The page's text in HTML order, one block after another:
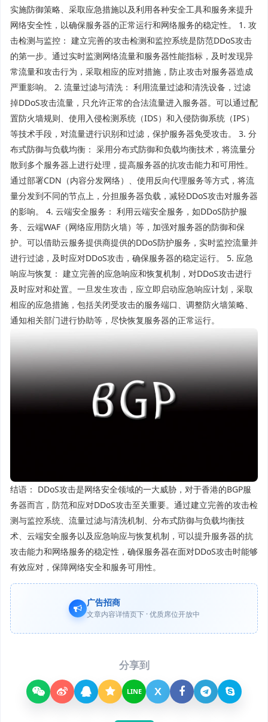
实施防御策略、采取应急措施以及利用各种安全工具和服务来提升
网络安全性，以确保服务器的正常运行和网络服务的稳定性。 1. 攻
击检测与监控： 建立完善的攻击检测和监控系统是防范DDoS攻击
的第一步。通过实时监测网络流量和服务器性能指标，及时发现异
常流量和攻击行为，采取相应的应对措施，防止攻击对服务器造成
严重影响。 2. 流量过滤与清洗： 利用流量过滤和清洗设备，过滤
掉DDoS攻击流量，只允许正常的合法流量进入服务器。可以通过配
置防火墙规则、使用入侵检测系统（IDS）和入侵防御系统（IPS）
等技术手段，对流量进行识别和过滤，保护服务器免受攻击。 3. 分
布式防御与负载均衡： 采用分布式防御和负载均衡技术，将流量分
散到多个服务器上进行处理，提高服务器的抗攻击能力和可用性。
通过部署CDN（内容分发网络）、使用反向代理服务等方式，将流
量分发到不同的节点上，分担服务器负载，减轻DDoS攻击对服务器
的影响。 4. 云端安全服务： 利用云端安全服务，如DDoS防护服
务、云端WAF（网络应用防火墙）等，加强对服务器的防御和保
护。可以借助云服务提供商提供的DDoS防护服务，实时监控流量并
进行过滤，及时应对DDoS攻击，确保服务器的稳定运行。 5. 应急
响应与恢复： 建立完善的应急响应和恢复机制，对DDoS攻击进行
及时应对和处置。一旦发生攻击，应立即启动应急响应计划，采取
相应的应急措施，包括关闭受攻击的服务端口、调整防火墙策略、
通知相关部门进行协助等，尽快恢复服务器的正常运行。
结语： DDoS攻击是网络安全领域的一大威胁，对于香港的BGP服
务器而言，防范和应对DDoS攻击至关重要。通过建立完善的攻击检
测与监控系统、流量过滤与清洗机制、分布式防御与负载均衡技
术、云端安全服务以及应急响应与恢复机制，可以提升服务器的抗
攻击能力和网络服务的稳定性，确保服务器在面对DDoS攻击时能够
有效应对，保障网络安全和服务可用性。
广告招商
文章内容详情页下 · 优质席位开放中
分享到
LINE X